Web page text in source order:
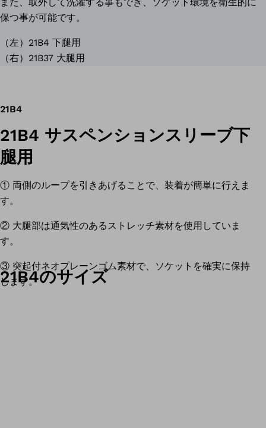
保つ事が可能です。
（左）21B4 下腿用
（右）21B37 大腿用
21B4
21B4 サスペンションスリーブ下
腿用
① 両側のループを引きあげることで、装着が簡単に行えま
す。
② 大腿部は通気性のあるストレッチ素材を使用していま
す。
③ 突起付ネオプレーンゴム素材で、ソケットを確実に保持
します。
21B4のサイズ